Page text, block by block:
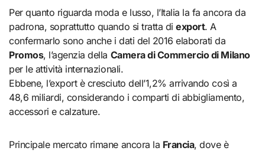
Per quanto riguarda moda e lusso, l’Italia la fa ancora da
padrona, soprattutto quando si tratta diexport. A
confermarlo sono anche i dati del 2016 elaborati da
Promos, l’agenzia della Camera di Commercio di Milano
per le attività internazionali.
Ebbene, l’export è cresciuto dell’1,2% arrivando così a
48,6 miliardi, considerando i comparti di abbigliamento,
accessori e calzature.
Principale mercato rimane ancora la Francia, dove è